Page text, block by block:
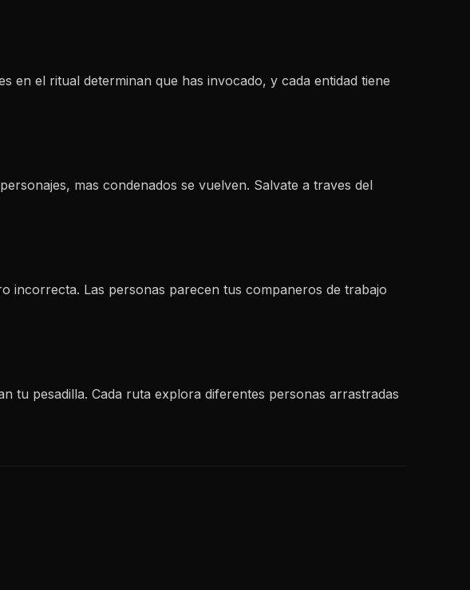
en el ritual determinan que has invocado, y cada entidad tiene
mas condenados se vuelven. Salvate a traves del
incorrecta. Las personas parecen tus companeros de trabajo
tu pesadilla. Cada ruta explora diferentes personas arrastradas